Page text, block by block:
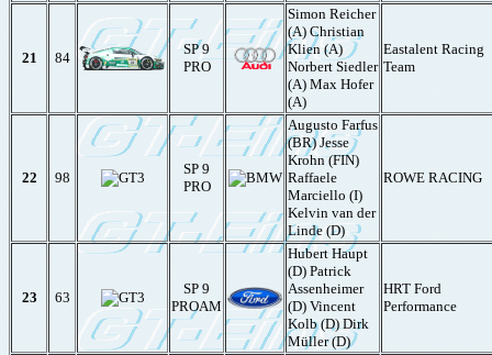
21 84
SP 9
PRO
Simon Reicher
(A) Christian
Klien (A)
Norbert Siedler
(A) Max Hofer
(A)
Eastalent Racing
Team
22 98
SP 9
PRO
Augusto Farfus
(BR) Jesse
Krohn (FIN)
Raffaele
Marciello (I)
Kelvin van der
Linde (D)
ROWE RACING
23 63
SP 9
PROAM
Hubert Haupt
(D) Patrick
Assenheimer
(D) Vincent
Kolb (D) Dirk
Müller (D)
HRT Ford
Performance